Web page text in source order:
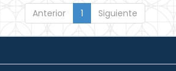
Anterior 1 Siguiente